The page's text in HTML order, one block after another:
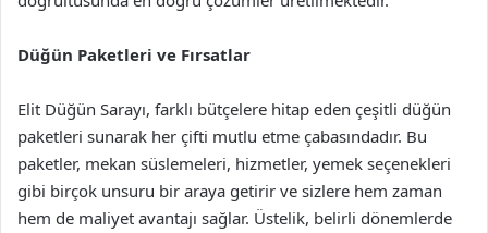
Düğün Paketleri ve Fırsatlar
Elit Düğün Sarayı, farklı bütçelere hitap eden çeşitli düğün
paketleri sunarak her çifti mutlu etme çabasındadır. Bu
paketler, mekan süslemeleri, hizmetler, yemek seçenekleri
gibi birçok unsuru bir araya getirir ve sizlere hem zaman
hem de maliyet avantajı sağlar. Üstelik, belirli dönemlerde